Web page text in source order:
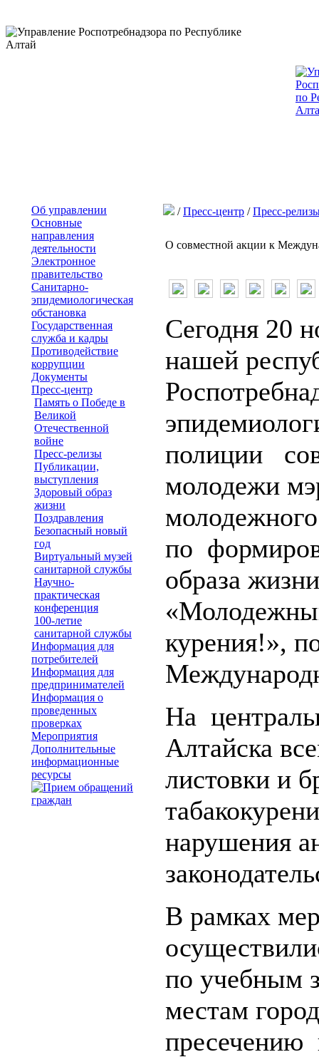
Об управлении
Основные
направления
деятельности
Электронное
правительство
Санитарно-
эпидемиологическая
обстановка
Государственная
служба и кадры
Противодействие
коррупции
Документы
Пресс-центр
Память о Победе в
Великой
Отечественной
войне
Пресс-релизы
Публикации,
выступления
Здоровый образ
жизни
Поздравления
Безопасный новый
год
Виртуальный музей
санитарной службы
Научно-
практическая
конференция
100-летие
санитарной службы
Информация для
потребителей
Информация для
предпринимателей
Информация о
проведенных
проверках
Мероприятия
Дополнительные
информационные
ресурсы
/Пресс-центр /Пресс-
О совместной акции к
Сегодня 20
нашей
полиции
молодежи
по
образа
курения!»,
На
Алтайска
листовки и
нарушения
В рамках
по учебным
местам
пресечению